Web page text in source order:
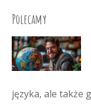
Polecamy
języka, ale także